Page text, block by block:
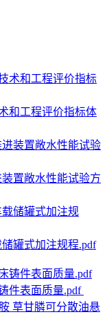
和工程评价指标体
置敞水性能试验方
罐式加注规程.pdf
件表面质量.pdf